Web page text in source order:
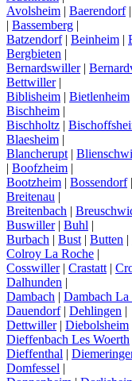
Avolsheim | Baerendorf |
| Bassemberg |
Batzendorf | Beinheim |
Bergbieten |
Bernardswiller |
Bettwiller |
Biblisheim | Bietlenheim
Bischheim |
Bischholtz |
Blaesheim |
Blancherupt |
| Boofzheim |
Bootzheim | Bossendorf |
Breitenau |
Breitenbach |
Buswiller | Buhl |
Burbach | Bust | Butten |
Colroy La Roche |
Cosswiller | Crastatt |
Dalhunden |
Dambach | Dambach
Dauendorf | Dehlingen |
Dettwiller | Diebolsheim
Dieffenbach Les Woerth
Dieffenthal |
Domfessel |